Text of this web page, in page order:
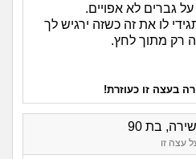
גברים לא אפויים.
לו את זה כשזה ירגיש לך
רק מתוך לחץ.
בעצה זו כעוזרת!
בת 90
עצה זו